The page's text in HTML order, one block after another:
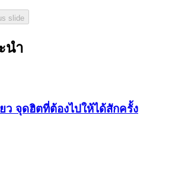
slide
นำ
ว จุดฮิตที่ต้องไปให้ได้สักครั้ง